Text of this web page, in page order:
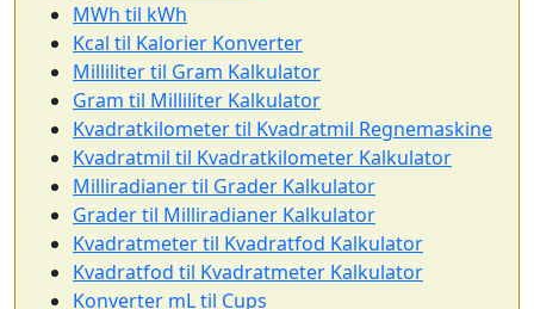
MWh til kWh
Kcal til Kalorier Konverter
Milliliter til Gram Kalkulator
Gram til Milliliter Kalkulator
Kvadratkilometer til Kvadratmil Regnemaskine
Kvadratmil til Kvadratkilometer Kalkulator
Milliradianer til Grader Kalkulator
Grader til Milliradianer Kalkulator
Kvadratmeter til Kvadratfod Kalkulator
Kvadratfod til Kvadratmeter Kalkulator
Konverter mL til Cups